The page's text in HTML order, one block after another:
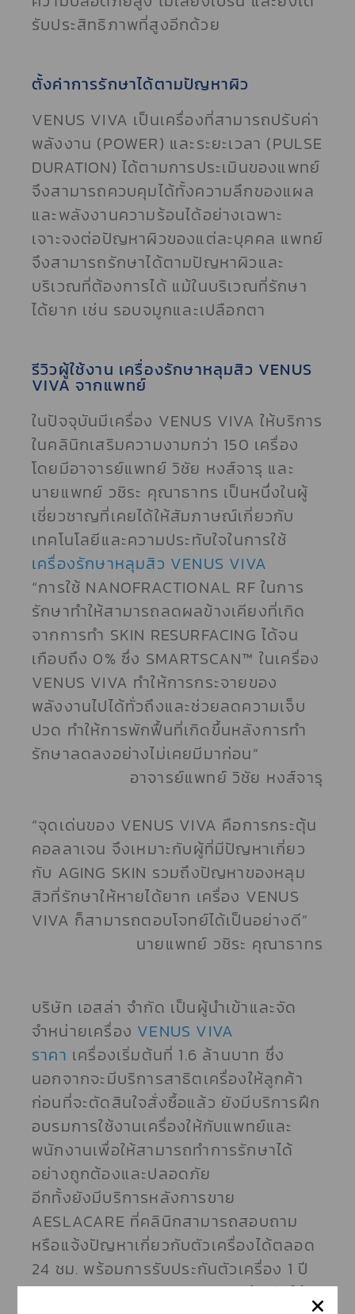
รับประสิทธิภาพที่สูงอีกด้วย
ตั้งค่าการรักษาได้ตามปัญหาผิว
VENUS VIVA เป็นเครื่องที่สามารถปรับค่า
พลังงาน (POWER) และระยะเวลา (PULSE
DURATION) ได้ตามการประเมินของแพทย์
จึงสามารถควบคุมได้ทั้งความลึกของแผล
และพลังงานความร้อนได้อย่างเฉพาะ
เจาะจงต่อปัญหาผิวของแต่ละบุคคล แพทย์
จึงสามารถรักษาได้ตามปัญหาผิวและ
บริเวณที่ต้องการได้ แม้ในบริเวณที่รักษา
ได้ยาก เช่น รอบจมูกและเปลือกตา
รีวิวผู้ใช้งาน เครื่องรักษาหลุมสิว VENUS
VIVA จากแพทย์
ในปัจจุบันมีเครื่อง VENUS VIVA ให้บริการ
ในคลินิกเสริมความงามกว่า 150 เครื่อง
โดยมีอาจารย์แพทย์ วิชัย หงส์จารุ และ
นายแพทย์ วชิระ คุณาธาทร เป็นหนึ่งในผู้
เชี่ยวชาญที่เคยได้ให้สัมภาษณ์เกี่ยวกับ
เทคโนโลยีและความประทับใจในการใช้
เครื่องรักษาหลุมสิว VENUS VIVA
“การใช้ NANOFRACTIONAL RF ในการ
รักษาทำให้สามารถลดผลข้างเคียงที่เกิด
จากการทำ SKIN RESURFACING ได้จน
เกือบถึง 0% ซึ่ง SMARTSCAN™ ในเครื่อง
VENUS VIVA ทำให้การกระจายของ
พลังงานไปได้ทั่วถึงและช่วยลดความเจ็บ
ปวด ทำให้การพักฟื้นที่เกิดขึ้นหลังการทำ
รักษาลดลงอย่างไม่เคยมีมาก่อน”
อาจารย์แพทย์ วิชัย หงส์จารุ
“จุดเด่นของ VENUS VIVA คือการกระตุ้น
คอลลาเจน จึงเหมาะกับผู้ที่มีปัญหาเกี่ยว
กับ AGING SKIN รวมถึงปัญหาของหลุม
สิวที่รักษาให้หายได้ยาก เครื่อง VENUS
VIVA ก็สามารถตอบโจทย์ได้เป็นอย่างดี”
นายแพทย์ วชิระ คุณาธาทร
บริษัท เอสล่า จำกัด เป็นผู้นำเข้าและจัด
จำหน่ายเครื่อง VENUS VIVA
ราคา เครื่องเริ่มต้นที่ 1.6 ล้านบาท ซึ่ง
นอกจากจะมีบริการสาธิตเครื่องให้ลูกค้า
ก่อนที่จะตัดสินใจสั่งซื้อแล้ว ยังมีบริการฝึก
อบรมการใช้งานเครื่องให้กับแพทย์และ
พนักงานเพื่อให้สามารถทำการรักษาได้
อย่างถูกต้องและปลอดภัย
อีกทั้งยังมีบริการหลังการขาย
AESLACARE ที่คลินิกสามารถสอบถาม
หรือแจ้งปัญหาเกี่ยวกับตัวเครื่องได้ตลอด
24 ชม. พร้อมการรับประกันตัวเครื่อง 1 ปี
และ MARKETING MATERIAL สำหรับให้